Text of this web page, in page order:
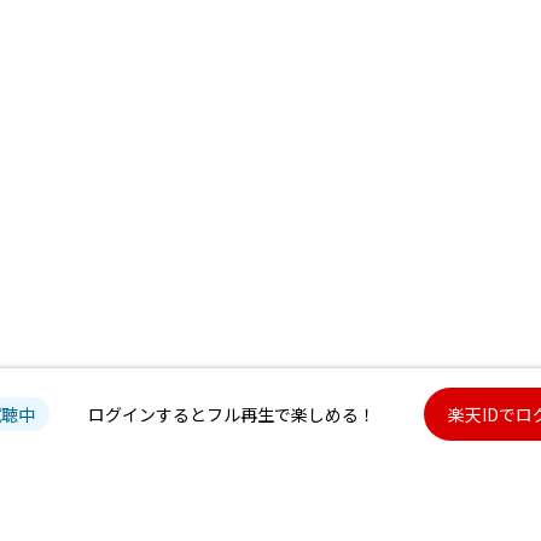
中 ログインするとフル再生で楽しめる！ 楽天IDでロ